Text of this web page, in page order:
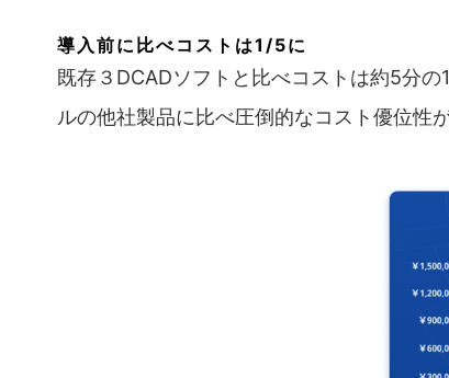
導入前に比べコストは1/5に
既存３DCADソフトと比べコストは約5分
ルの他社製品に比べ圧倒的なコスト優位性